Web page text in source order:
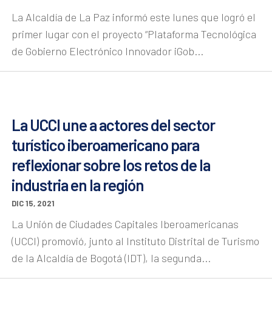
La Alcaldía de La Paz informó este lunes que logró el
primer lugar con el proyecto “Plataforma Tecnológica
de Gobierno Electrónico Innovador iGob...
La UCCI une a actores del sector
turístico iberoamericano para
reflexionar sobre los retos de la
industria en la región
DIC 15, 2021
La Unión de Ciudades Capitales Iberoamericanas
(UCCI) promovió, junto al Instituto Distrital de Turismo
de la Alcaldía de Bogotá (IDT), la segunda...